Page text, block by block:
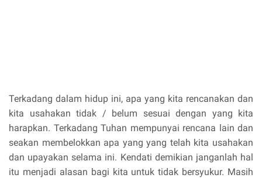
Terkadang dalam hidup ini, apa yang kita rencanakan dan
kita usahakan tidak / belum sesuai dengan yang kita
harapkan. Terkadang Tuhan mempunyai rencana lain dan
seakan membelokkan apa yang yang telah kita usahakan
dan upayakan selama ini. Kendati demikian janganlah hal
itu menjadi alasan bagi kita untuk tidak bersyukur. Masih